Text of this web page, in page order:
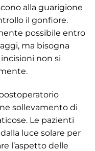
alla guarigione
il gonfiore.
possibile entro
ma bisogna
non si
sollevamento di
Le pazienti
luce solare per
l’aspetto delle